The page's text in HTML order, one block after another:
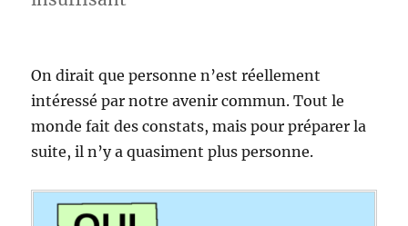
On dirait que personne n’est réellement
intéressé par notre avenir commun. Tout le
monde fait des constats, mais pour préparer la
suite, il n’y a quasiment plus personne.